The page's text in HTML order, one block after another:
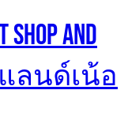
And
แลนด์เน้อ